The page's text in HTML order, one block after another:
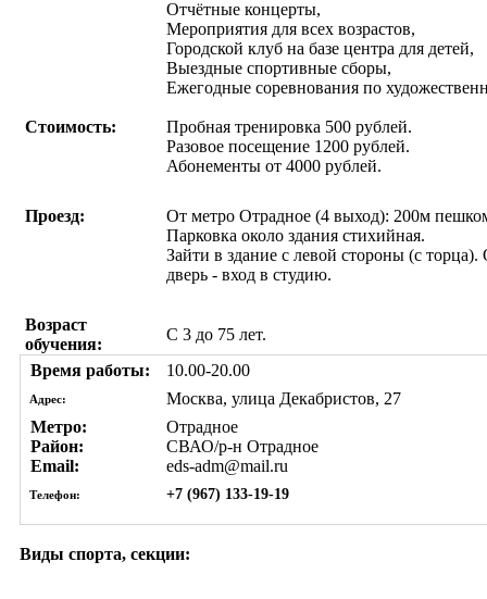
Отчётные концерты,
Мероприятия для всех возрастов,
Городской клуб на базе центра для детей,
Выездные спортивные сборы,
Ежегодные соревнования по
Стоимость:
Пробная тренировка 500 рублей.
Разовое посещение 1200 рублей.
Абонементы от 4000 рублей.
Проезд:
От метро Отрадное (4 выход): 200м
Парковка около здания стихийная.
Зайти в здание с левой стороны (с
дверь - вход в студию.
Возраст
обучения:
С 3 до 75 лет.
Время работы:
10.00-20.00
Адрес:
Москва, улица Декабристов, 27
Метро:
Отрадное
Район:
СВАО/р-н Отрадное
Email:
eds-adm@mail.ru
Телефон: +7 (967) 133-19-19
Виды спорта, секции: